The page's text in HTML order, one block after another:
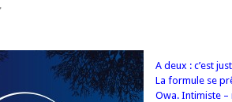
A deux : c’est
La formule se
Owa. Intimiste –